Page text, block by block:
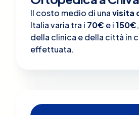
Il costo medio di unavisita
Italia varia tra i 70€ e i150€
della clinica e della città in
effettuata.